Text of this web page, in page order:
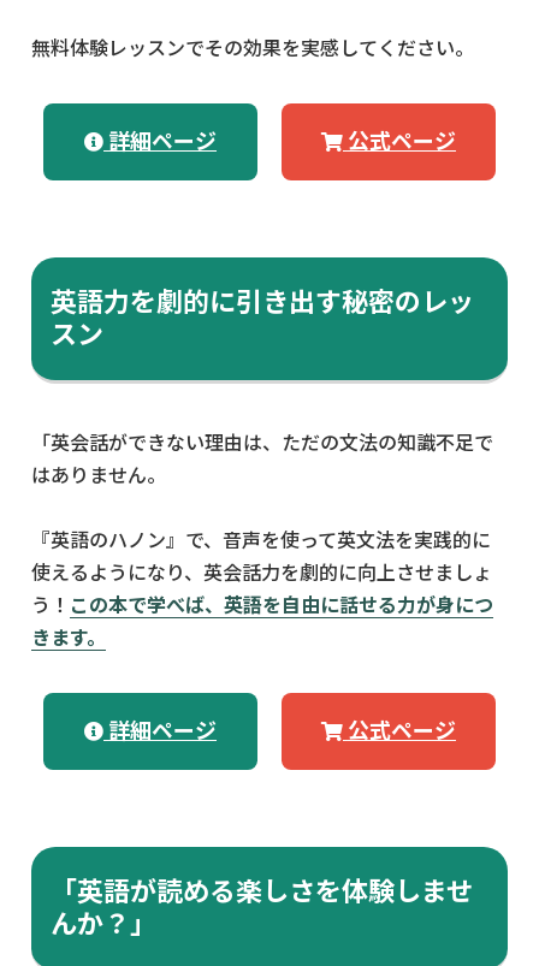
無料体験レッスンでその効果を実感してください。
詳細ページ 公式ページ
英語力を劇的に引き出す秘密のレッ
スン
「英会話ができない理由は、ただの文法の知識不足で
はありません。
『英語のハノン』で、音声を使って英文法を実践的に
使えるようになり、英会話力を劇的に向上させましょ
う！ この本で学べば、英語を自由に話せる力が身につ
きます。
詳細ページ 公式ページ
「英語が読める楽しさを体験しませ
んか？」